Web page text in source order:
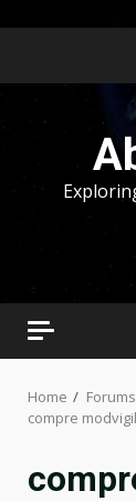
Home Forums
compre